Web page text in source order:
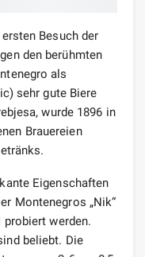
Besuch der
den berühmten
als
sehr gute Biere
wurde 1896 in
Brauereien
Eigenschaften
Montenegros „Nik“
probiert werden.
beliebt. Die